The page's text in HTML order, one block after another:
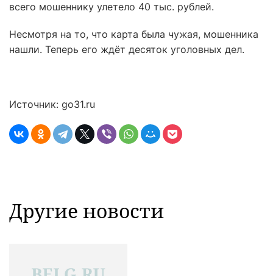
всего мошеннику улетело 40 тыс. рублей.
Несмотря на то, что карта была чужая, мошенника
нашли. Теперь его ждёт десяток уголовных дел.
Источник: go31.ru
Другие новости